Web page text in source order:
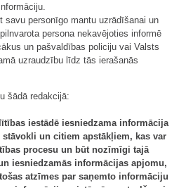
personīgo mantu uzrādīšanai un
persona nekavējoties informē
un pašvaldības policiju vai Valsts
uzraudzību līdz tās ierašanās
šādā redakcijā:
iestādē iesniedzama informācija
un citiem apstākļiem, kas var
procesu un būt nozīmīgi tajā
iesniedzamās informācijas apjomu,
atzīmes par saņemto informāciju